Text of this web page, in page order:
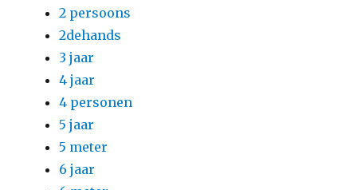
2 persoons
2dehands
3 jaar
4 jaar
4 personen
5 jaar
5 meter
6 jaar